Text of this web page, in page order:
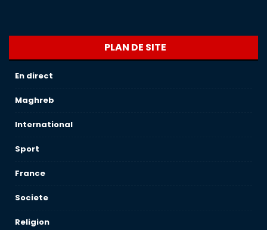
PLAN DE SITE
En direct
Maghreb
International
Sport
France
Societe
Religion